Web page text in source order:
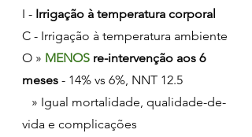
I - Irrigação à temperatura corporal
C - Irrigação à temperatura ambiente
O » MENOS re-intervenção aos 6
meses - 14% vs 6%, NNT 12.5
vida e complicações